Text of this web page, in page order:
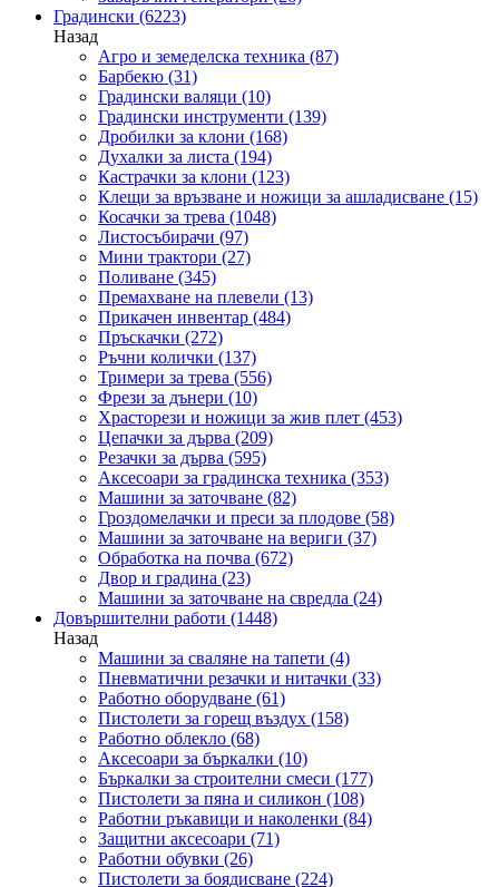
Градински (6223)
Назад
Агро и земеделска техника (87)
Барбекю (31)
Градински валяци (10)
Градински инструменти (139)
Дробилки за клони (168)
Духалки за листа (194)
Кастрачки за клони (123)
Клещи за връзване и ножици за ашладисване (15)
Косачки за трева (1048)
Листосъбирачи (97)
Мини трактори (27)
Поливане (345)
Премахване на плевели (13)
Прикачен инвентар (484)
Пръскачки (272)
Ръчни колички (137)
Тримери за трева (556)
Фрези за дънери (10)
Храсторези и ножици за жив плет (453)
Цепачки за дърва (209)
Резачки за дърва (595)
Аксесоари за градинска техника (353)
Машини за заточване (82)
Гроздомелачки и преси за плодове (58)
Машини за заточване на вериги (37)
Обработка на почва (672)
Двор и градина (23)
Машини за заточване на свредла (24)
Довършителни работи (1448)
Назад
Машини за сваляне на тапети (4)
Пневматични резачки и нитачки (33)
Работно оборудване (61)
Пистолети за горещ въздух (158)
Работно облекло (68)
Аксесоари за бъркалки (10)
Бъркалки за строителни смеси (177)
Пистолети за пяна и силикон (108)
Работни ръкавици и наколенки (84)
Защитни аксесоари (71)
Работни обувки (26)
Пистолети за боядисване (224)